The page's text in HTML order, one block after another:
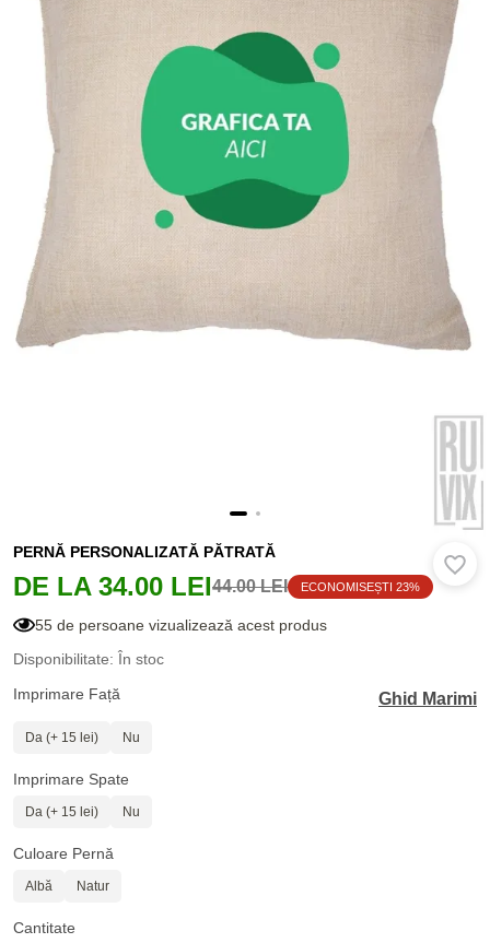
PERNĂ PERSONALIZATĂ PĂTRATĂ
DE LA 34.00 LEI44.00 LEI ECONOMISEȘTI 23%
55 de persoane vizualizează acest produs
Disponibilitate: În stoc
Imprimare Față
Ghid Marimi
Da (+ 15 lei) Nu
Imprimare Spate
Da (+ 15 lei) Nu
Culoare Pernă
Albă Natur
Cantitate